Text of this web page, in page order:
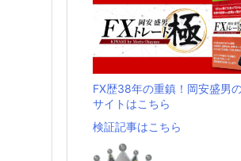
FX歴38年の重鎮！岡安盛男
サイトはこちら
検証記事はこちら